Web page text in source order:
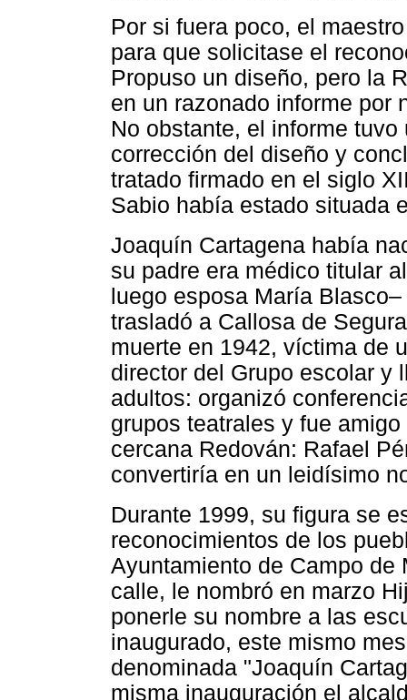
Por si fuera poco, el
para que solicitase el
Propuso un diseño, pero la
en un razonado informe por
No obstante, el informe
corrección del diseño y
tratado firmado en el siglo
Sabio había estado situada
Joaquín Cartagena había
su padre era médico titular
luego esposa María
trasladó a Callosa de
muerte en 1942, víctima de
director del Grupo escolar y
adultos: organizó
grupos teatrales y fue
cercana Redován: Rafael
convertiría en un leidísimo
Durante 1999, su figura se
reconocimientos de los
Ayuntamiento de Campo de
calle, le nombró en marzo
ponerle su nombre a las
inaugurado, este mismo
denominada "Joaquín
misma inauguración el